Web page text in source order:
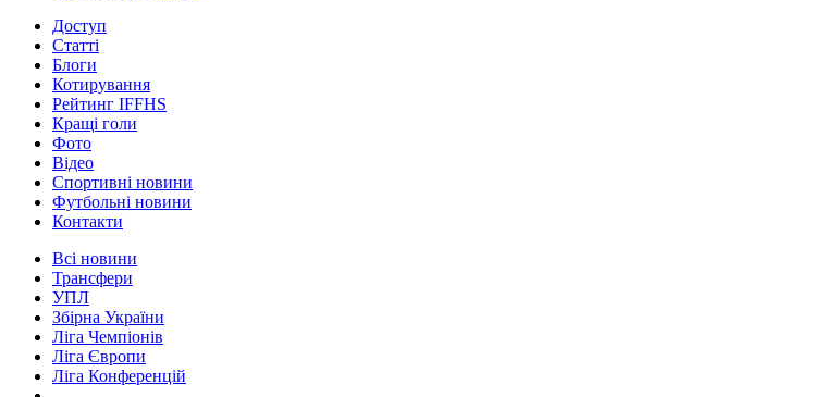
Доступ
Статті
Блоги
Котирування
Рейтинг IFFHS
Кращі голи
Фото
Відео
Спортивні новини
Футбольні новини
Контакти
Всі новини
Трансфери
УПЛ
Збірна України
Ліга Чемпіонів
Ліга Європи
Ліга Конференцій